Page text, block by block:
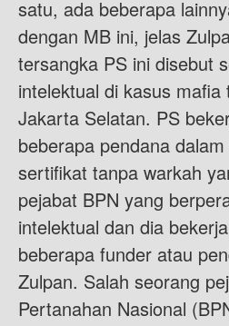
satu, ada beberapa
dengan MB ini, jelas
tersangka PS ini disebut
intelektual di kasus
Jakarta Selatan. PS
beberapa pendana
sertifikat tanpa warkah
pejabat BPN yang
intelektual dan dia
beberapa funder atau
Zulpan. Salah seorang
Pertanahan Nasional